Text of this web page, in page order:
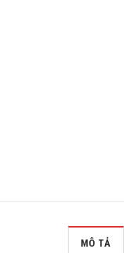
MÔ TẢ